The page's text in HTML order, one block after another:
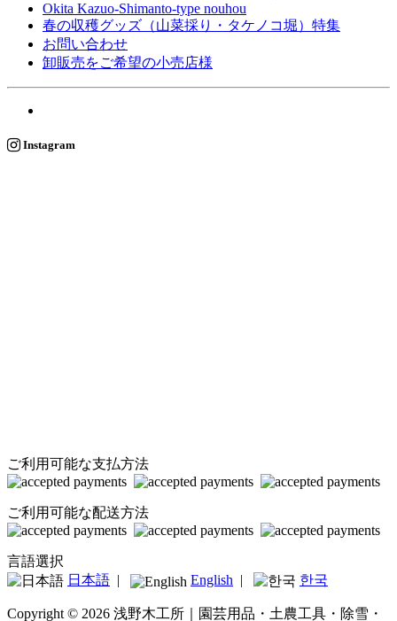
Okita Kazuo-Shimanto-type nouhou
春の収穫グッズ（山菜採り・タケノコ堀）特集
お問い合わせ
卸販売をご希望の小売店様
Instagram
ご利用可能な支払方法
ご利用可能な配送方法
言語選択
日本語 | English | 한국
Copyright © 2026 浅野木工所｜園芸用品・土農工具・除雪・